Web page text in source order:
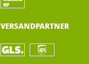
VERSANDPARTNER